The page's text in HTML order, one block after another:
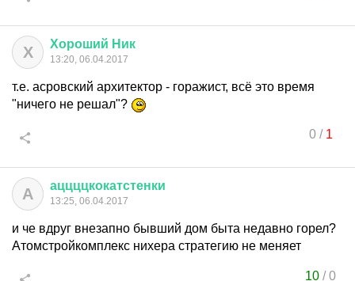
Х Хороший Ник
13:20, 06.04.2017
т.е. асровский архитектор - горажист, всё это время
"ничего не решал"?
0/ 1
А аццццкокатстенки
13:25, 06.04.2017
и че вдруг внезапно бывший дом быта недавно горел?
Атомстройкомплекс нихера стратегию не меняет
10 /0